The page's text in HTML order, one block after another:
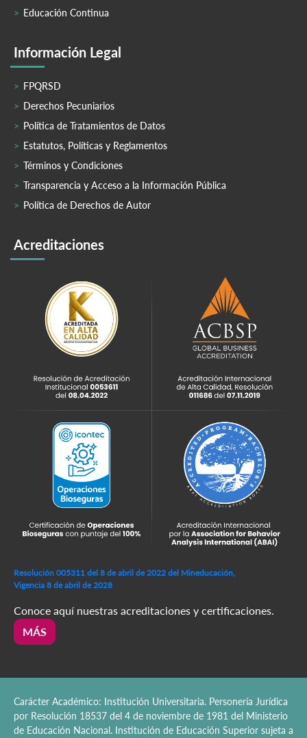
Educación Continua
Información Legal
FPQRSD
Derechos Pecuniarios
Política de Tratamientos de Datos
Estatutos, Políticas y Reglamentos
Términos y Condiciones
Transparencia y Acceso a la Información Pública
Política de Derechos de Autor
Acreditaciones
Resolución 005311 del 8 de abril de 2022 del Mineducación,
Vigencia 8 de abril de 2028
Conoce aquí nuestras acreditaciones y certificaciones.
MÁS
Carácter Académico: Institución Universitaria. Personería Jurídica
por Resolución 18537 del 4 de noviembre de 1981 del Ministerio
de Educación Nacional. Institución de Educación Superior sujeta a